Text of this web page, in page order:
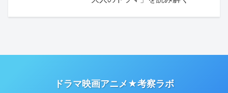
ドラマ映画アニメ★考察ラボ